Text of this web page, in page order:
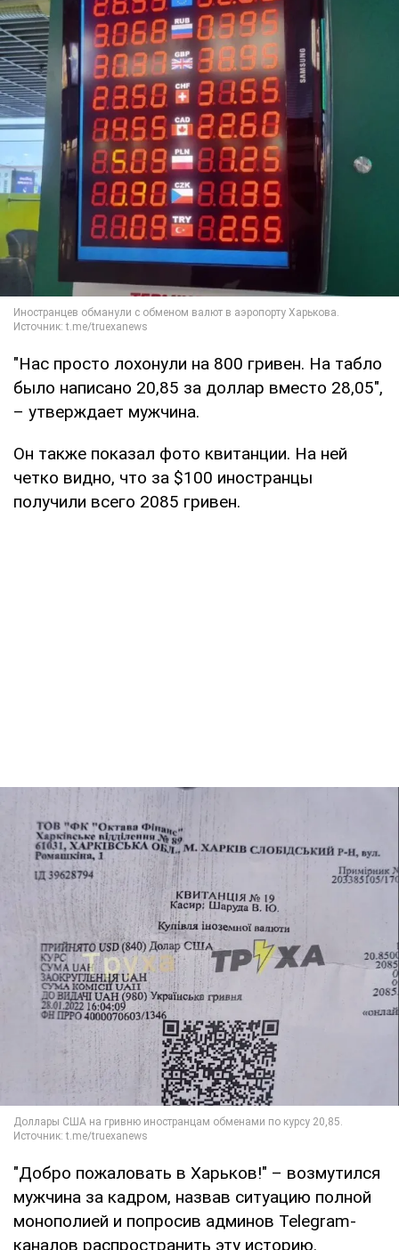
"Нас просто лохонули на 800 гривен. На табло
было написано 20,85 за доллар вместо 28,05",
– утверждает мужчина.
Он также показал фото квитанции. На ней
четко видно, что за $100 иностранцы
получили всего 2085 гривен.
"Добро пожаловать в Харьков!" – возмутился
мужчина за кадром, назвав ситуацию полной
монополией и попросив админов Telegram-
каналов распространить эту историю.